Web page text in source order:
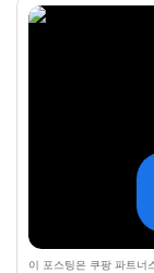
이 포스팅은 쿠팡 파트너